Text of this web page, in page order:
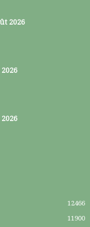
2026
12466
11900